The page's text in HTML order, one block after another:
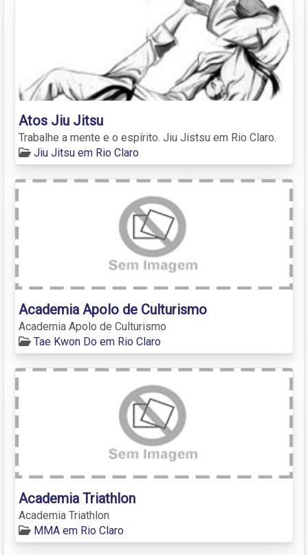
Atos Jiu Jitsu
Trabalhe a mente e o espírito. Jiu Jistsu em Rio Claro.
Jiu Jitsu em Rio Claro
Academia Apolo de Culturismo
Academia Apolo de Culturismo
Tae Kwon Do em Rio Claro
Academia Triathlon
Academia Triathlon
MMA em Rio Claro